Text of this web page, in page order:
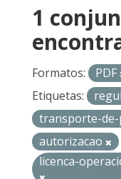
1
Formatos: PDF
Etiquetas:
transporte-de-
autorizacao
licenca-